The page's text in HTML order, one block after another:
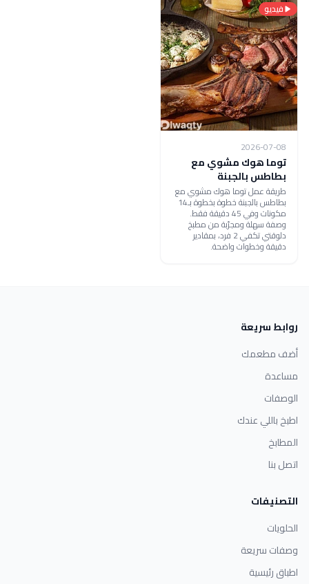
فيديو
2026-07-08
توما هوك مشوي مع
بطاطس بالجبنة
طريقة عمل توما هوك مشوي مع
بطاطس بالجبنة خطوة بخطوة بـ14
مكونات وفي 45 دقيقة فقط.
وصفة سهلة ومجرّبة من مطبخ
دلوقتي تكفي 2 فرد، بمقادير
دقيقة وخطوات واضحة.
روابط سريعة
أضف مطعمك
مساعدة
الوصفات
اطبخ باللي عندك
المطابخ
اتصل بنا
التصنيفات
الحلويات
وصفات سريعة
اطباق رئيسية